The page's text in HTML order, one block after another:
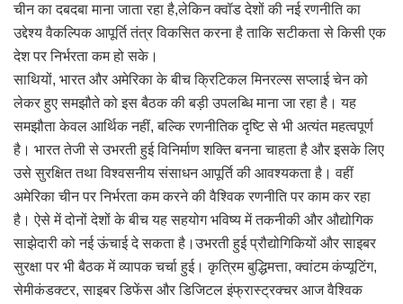
चीन का दबदबा माना जाता रहा है,लेकिन क्वॉड देशों की नई रणनीति का
उद्देश्य वैकल्पिक आपूर्ति तंत्र विकसित करना है ताकि सटीकता से किसी एक
देश पर निर्भरता कम हो सके।
साथियों, भारत और अमेरिका के बीच क्रिटिकल मिनरल्स सप्लाई चेन को
लेकर हुए समझौते को इस बैठक की बड़ी उपलब्धि माना जा रहा है। यह
समझौता केवल आर्थिक नहीं, बल्कि रणनीतिक दृष्टि से भी अत्यंत महत्वपूर्ण
है। भारत तेजी से उभरती हुई विनिर्माण शक्ति बनना चाहता है और इसके लिए
उसे सुरक्षित तथा विश्वसनीय संसाधन आपूर्ति की आवश्यकता है। वहीं
अमेरिका चीन पर निर्भरता कम करने की वैश्विक रणनीति पर काम कर रहा
है। ऐसे में दोनों देशों के बीच यह सहयोग भविष्य में तकनीकी और औद्योगिक
साझेदारी को नई ऊंचाई दे सकता है।उभरती हुई प्रौद्योगिकियों और साइबर
सुरक्षा पर भी बैठक में व्यापक चर्चा हुई। कृत्रिम बुद्धिमत्ता, क्वांटम कंप्यूटिंग,
सेमीकंडक्टर, साइबर डिफेंस और डिजिटल इंफ्रास्ट्रक्चर आज वैश्विक